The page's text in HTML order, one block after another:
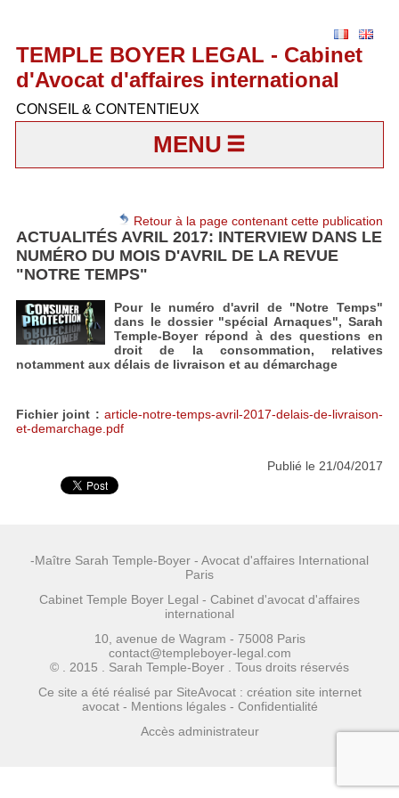
TEMPLE BOYER LEGAL - Cabinet
d'Avocat d'affaires international
CONSEIL & CONTENTIEUX
MENU
Retour à la page contenant cette publication
ACTUALITÉS AVRIL 2017: INTERVIEW DANS LE
NUMÉRO DU MOIS D'AVRIL DE LA REVUE
"NOTRE TEMPS"
Pour le numéro d'avril de "Notre Temps"
dans le dossier "spécial Arnaques", Sarah
Temple-Boyer répond à des questions en
droit de la consommation, relatives
notamment aux délais de livraison et au démarchage
Fichier joint : article-notre-temps-avril-2017-delais-de-livraison-
et-demarchage.pdf
Publié le 21/04/2017
-Maître Sarah Temple-Boyer - Avocat d'affaires International
Paris
Cabinet Temple Boyer Legal - Cabinet d'avocat d'affaires
international
10, avenue de Wagram - 75008 Paris
contact@templeboyer-legal.com
© . 2015 . Sarah Temple-Boyer . Tous droits réservés
Ce site a été réalisé par SiteAvocat : création site internet
avocat- Mentions légales- Confidentialité
Accès administrateur